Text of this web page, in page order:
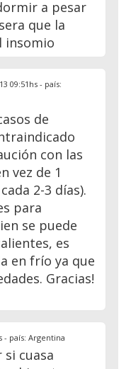
a pesar
que la
insomio
09:51hs - país:
de
con las
vez de 1
2-3 días).
para
se puede
es
en frío ya que
Gracias!
- país: Argentina
cuasa